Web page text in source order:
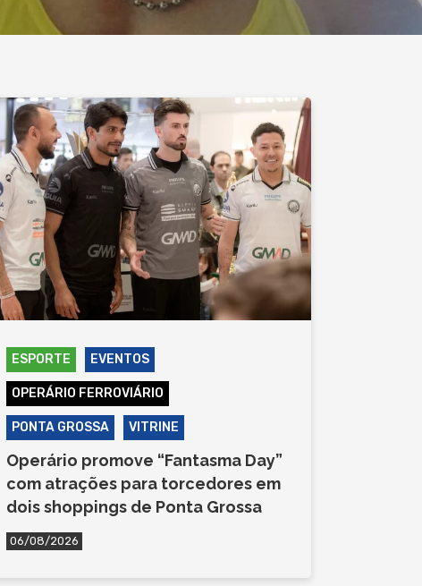
ESPORTE EVENTOS
OPERÁRIO FERROVIÁRIO
PONTA GROSSA VITRINE
Operário promove “Fantasma Day”
com atrações para torcedores em
dois shoppings de Ponta Grossa
06/08/2026